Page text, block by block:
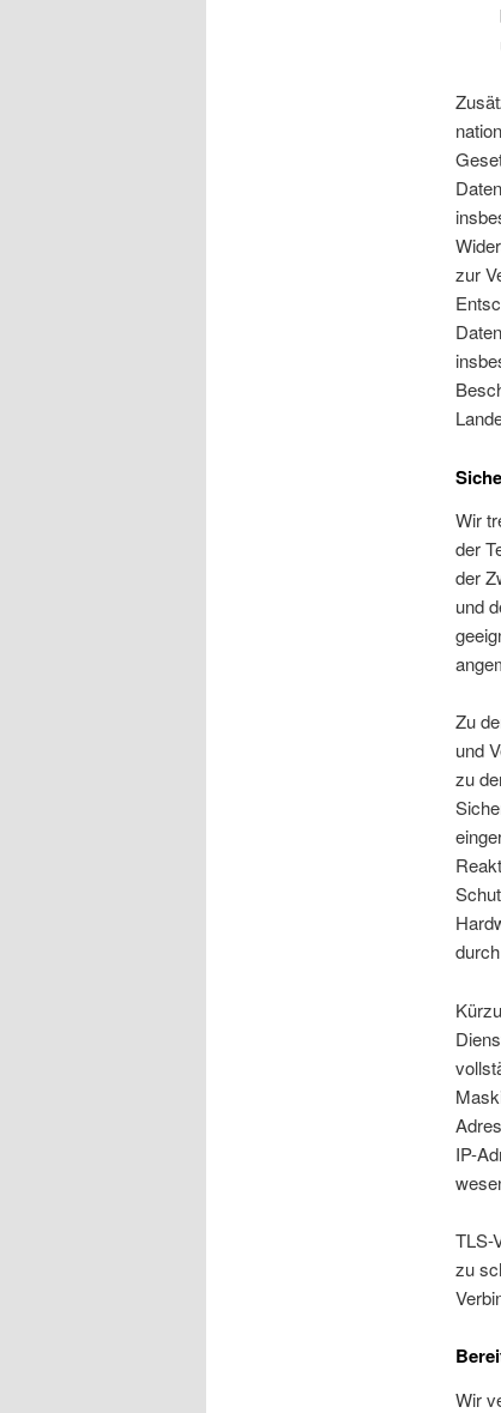
zur
Wir
der
der
und
Zu
und
zu
IP-
TLS-
zu
Wir